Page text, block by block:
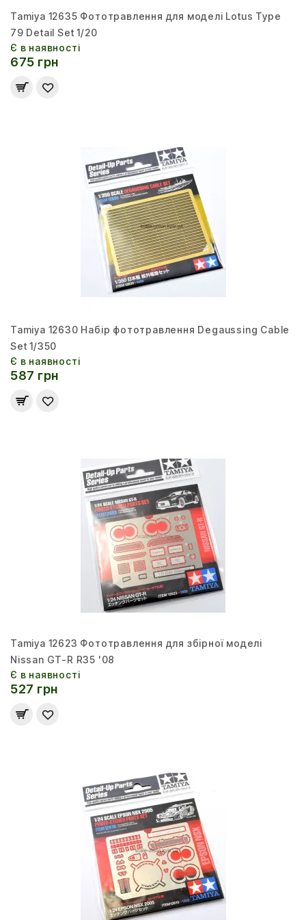
Tamiya 12635 Фототравлення для моделі Lotus Type
79 Detail Set 1/20
Є в наявності
675 грн
Tamiya 12630 Набір фототравлення Degaussing Cable
Set 1/350
Є в наявності
587 грн
Tamiya 12623 Фототравлення для збірної моделі
Nissan GT-R R35 '08
Є в наявності
527 грн